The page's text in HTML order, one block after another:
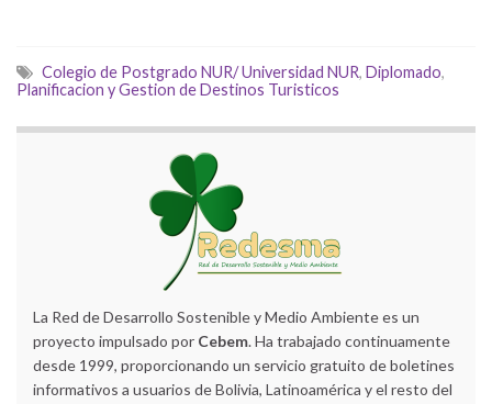
Colegio de Postgrado NUR/ Universidad NUR, Diplomado,
Planificacion y Gestion de Destinos Turisticos
La Red de Desarrollo Sostenible y Medio Ambiente es un
proyecto impulsado por Cebem. Ha trabajado continuamente
desde 1999, proporcionando un servicio gratuito de boletines
informativos a usuarios de Bolivia, Latinoamérica y el resto del